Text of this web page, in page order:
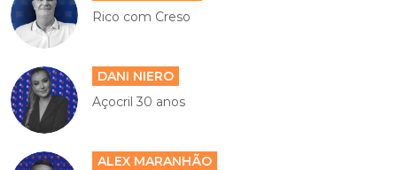
Rico com Creso
DANI NIERO
Açocril 30 anos
ALEX MARANHÃO